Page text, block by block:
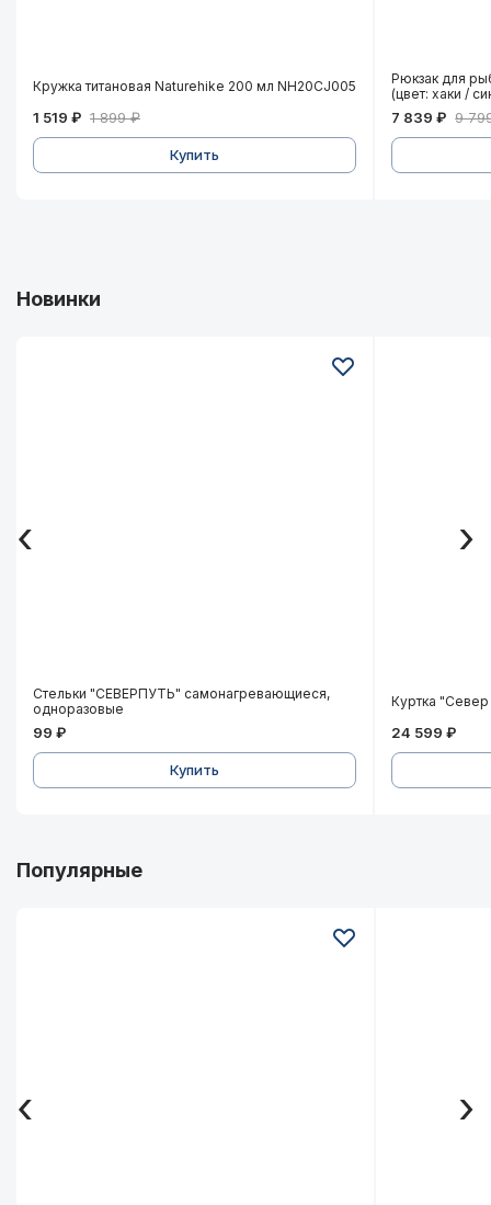
Кружка титановая Naturehike 200 мл NH20CJ005
Кружка титановая Naturehike 200 мл NH20CJ005
1 519 ₽ 1 899 ₽
Купить
Рюкзак
Рюкзак для
(цвет: хаки /
7 839 ₽ 9
Новинки
Стельки "СЕВЕРПУТЬ" самонагревающиеся,
Стельки "СЕВЕРПУТЬ" самонагревающиеся,
одноразовые
99 ₽
Купить
Куртка
24 599 ₽
‹ ›
Популярные
‹ ›